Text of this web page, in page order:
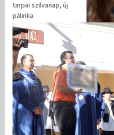
tarpai szilvanap, új
pálinka